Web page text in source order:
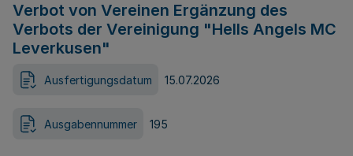
Verbot von Vereinen Ergänzung des
Verbots der Vereinigung "Hells Angels MC
Leverkusen"
Ausfertigungsdatum 15.07.2026
Ausgabennummer 195